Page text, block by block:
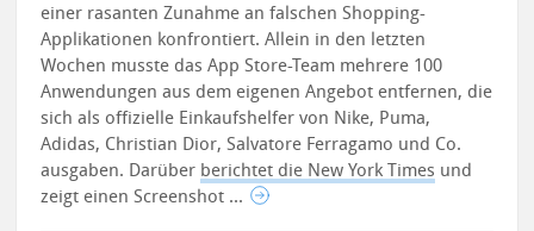
einer rasanten Zunahme an falschen Shopping-
Applikationen konfrontiert. Allein in den letzten
Wochen musste das App Store-Team mehrere 100
Anwendungen aus dem eigenen Angebot entfernen, die
sich als offizielle Einkaufshelfer von Nike, Puma,
Adidas, Christian Dior, Salvatore Ferragamo und Co.
ausgaben. Darüber berichtet die New York Times und
zeigt einen Screenshot ...